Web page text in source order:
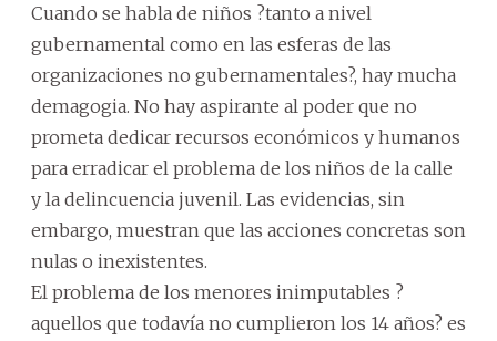
Cuando se habla de niños ?tanto a nivel
gubernamental como en las esferas de las
organizaciones no gubernamentales?, hay mucha
demagogia. No hay aspirante al poder que no
prometa dedicar recursos económicos y humanos
para erradicar el problema de los niños de la calle
y la delincuencia juvenil. Las evidencias, sin
embargo, muestran que las acciones concretas son
nulas o inexistentes.
El problema de los menores inimputables ?
aquellos que todavía no cumplieron los 14 años? es